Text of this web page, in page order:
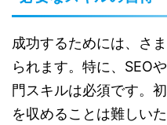
成功するためには、さ
られます。特に、SEO
門スキルは必須です。
を収めることは難しい